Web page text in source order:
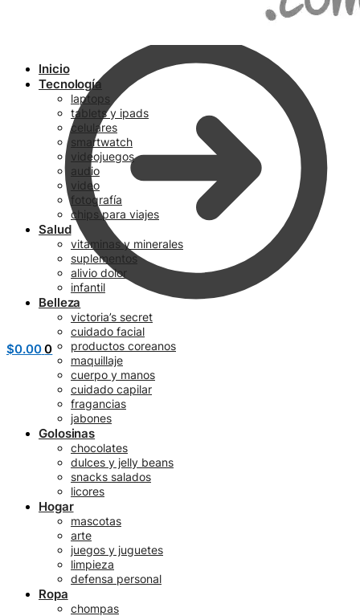
$0.00 0
Inicio
Tecnología
laptops
tablets y ipads
celulares
smartwatch
videojuegos
audio
video
fotografía
chips para viajes
Salud
vitaminas y minerales
suplementos
alivio dolor
infantil
Belleza
victoria’s secret
cuidado facial
productos coreanos
maquillaje
cuerpo y manos
cuidado capilar
fragancias
jabones
Golosinas
chocolates
dulces y jelly beans
snacks salados
licores
Hogar
mascotas
arte
juegos y juguetes
limpieza
defensa personal
Ropa
chompas